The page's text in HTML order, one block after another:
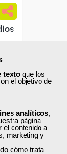
texto que los
el objetivo de
analíticos,
página
el contenido a
marketing y
cómo trata